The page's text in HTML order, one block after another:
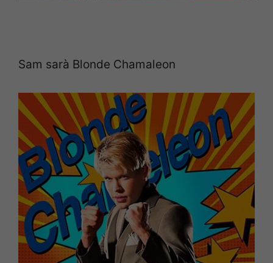
Sam sarà Blonde Chamaleon